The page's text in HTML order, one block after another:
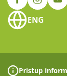
ENG
Pristup